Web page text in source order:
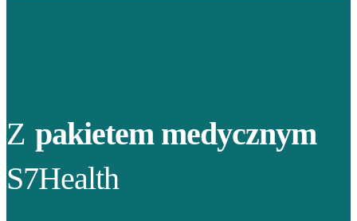
Z pakietem medycznym
S7Health